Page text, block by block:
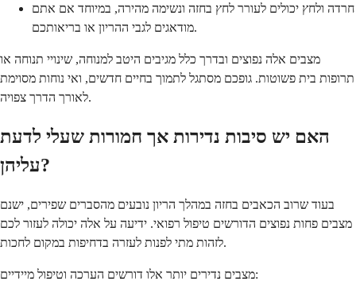
חרדה ולחץ יכולים לעורר לחץ בחזה ונשימה מהירה, במיוחד אם אתם
מודאגים לגבי ההריון או בריאותכם.
מצבים אלה נפוצים ובדרך כלל מגיבים היטב למנוחה, שינויי תנוחה או
תרופות בית פשוטות. גופכם מסתגל לתמוך בחיים חדשים, ואי נוחות מסוימת
לאורך הדרך צפויה.
האם יש סיבות נדירות אך חמורות שעלי לדעת
עליהן?
בעוד שרוב הכאבים בחזה במהלך הריון נובעים מהסברים שפירים, ישנם
מצבים פחות נפוצים הדורשים טיפול רפואי. ידיעה על אלה יכולה לעזור לכם
לזהות מתי לפנות לעזרה בדחיפות במקום לחכות.
מצבים נדירים יותר אלו דורשים הערכה וטיפול מיידיים: